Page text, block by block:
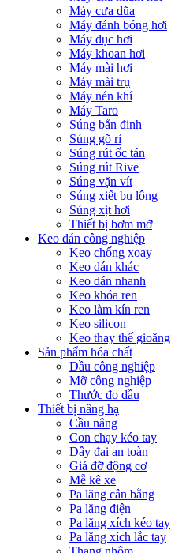
Máy cưa dũa
Máy đánh bóng hơi
Máy đục hơi
Máy khoan hơi
Máy mài hơi
Máy mài trụ
Máy nén khí
Máy Taro
Súng bắn đinh
Súng gõ rỉ
Súng rút ốc tán
Súng rút Rive
Súng vặn vít
Súng xiết bu lông
Súng xịt hơi
Thiết bị bơm mỡ
Keo dán công nghiệp
Keo chống xoay
Keo dán khác
Keo dán nhanh
Keo khóa ren
Keo làm kín ren
Keo silicon
Keo thay thế gioăng
Sản phẩm hóa chất
Dầu công nghiệp
Mỡ công nghiệp
Thước đo dầu
Thiết bị nâng hạ
Cầu nâng
Con chạy kéo tay
Dây đai an toàn
Giá đỡ động cơ
Mễ kê xe
Pa lăng cân bằng
Pa lăng điện
Pa lăng xích kéo tay
Pa lăng xích lắc tay